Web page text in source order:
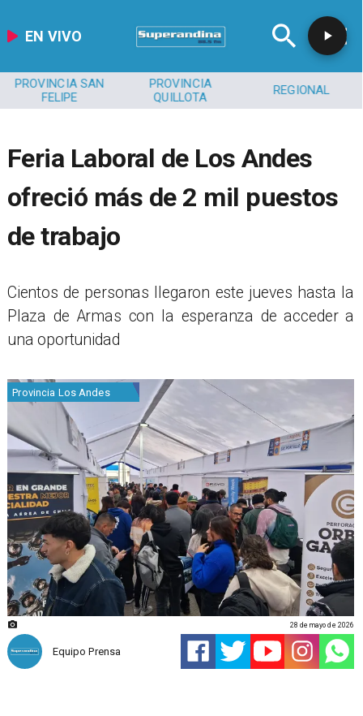
EN VIVO
PROVINCIA SAN
FELIPE
PROVINCIA
QUILLOTA
REGIONAL
Feria Laboral de Los Andes
ofreció más de 2 mil puestos
de trabajo
​Cientos de personas llegaron este jueves hasta la
Plaza de Armas con la esperanza de acceder a
una oportunidad
Provincia Los Andes
Equipo Prensa
28 de mayo de 2026